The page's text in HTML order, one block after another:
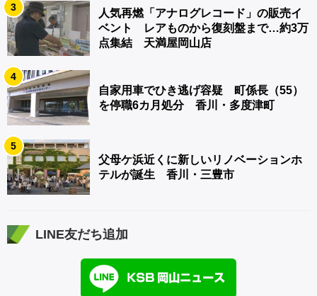
3
人気再燃「アナログレコード」の販売イ
ベント レアものから復刻盤まで…約3万
点集結 天満屋岡山店
4
自家用車でひき逃げ容疑 町係長（55）
を停職6カ月処分 香川・多度津町
5
父母ケ浜近くに新しいリノベーションホ
テルが誕生 香川・三豊市
LINE友だち追加